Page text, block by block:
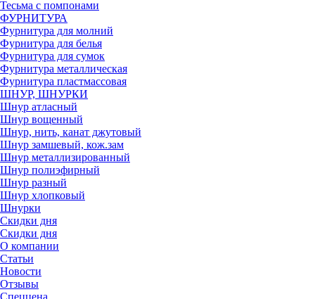
Тесьма с помпонами
ФУРНИТУРА
Фурнитура для молний
Фурнитура для белья
Фурнитура для сумок
Фурнитура металлическая
Фурнитура пластмассовая
ШНУР, ШНУРКИ
Шнур атласный
Шнур вощенный
Шнур, нить, канат джутовый
Шнур замшевый, кож.зам
Шнур металлизированный
Шнур полиэфирный
Шнур разный
Шнур хлопковый
Шнурки
Скидки дня
Скидки дня
О компании
Статьи
Новости
Отзывы
Спеццена